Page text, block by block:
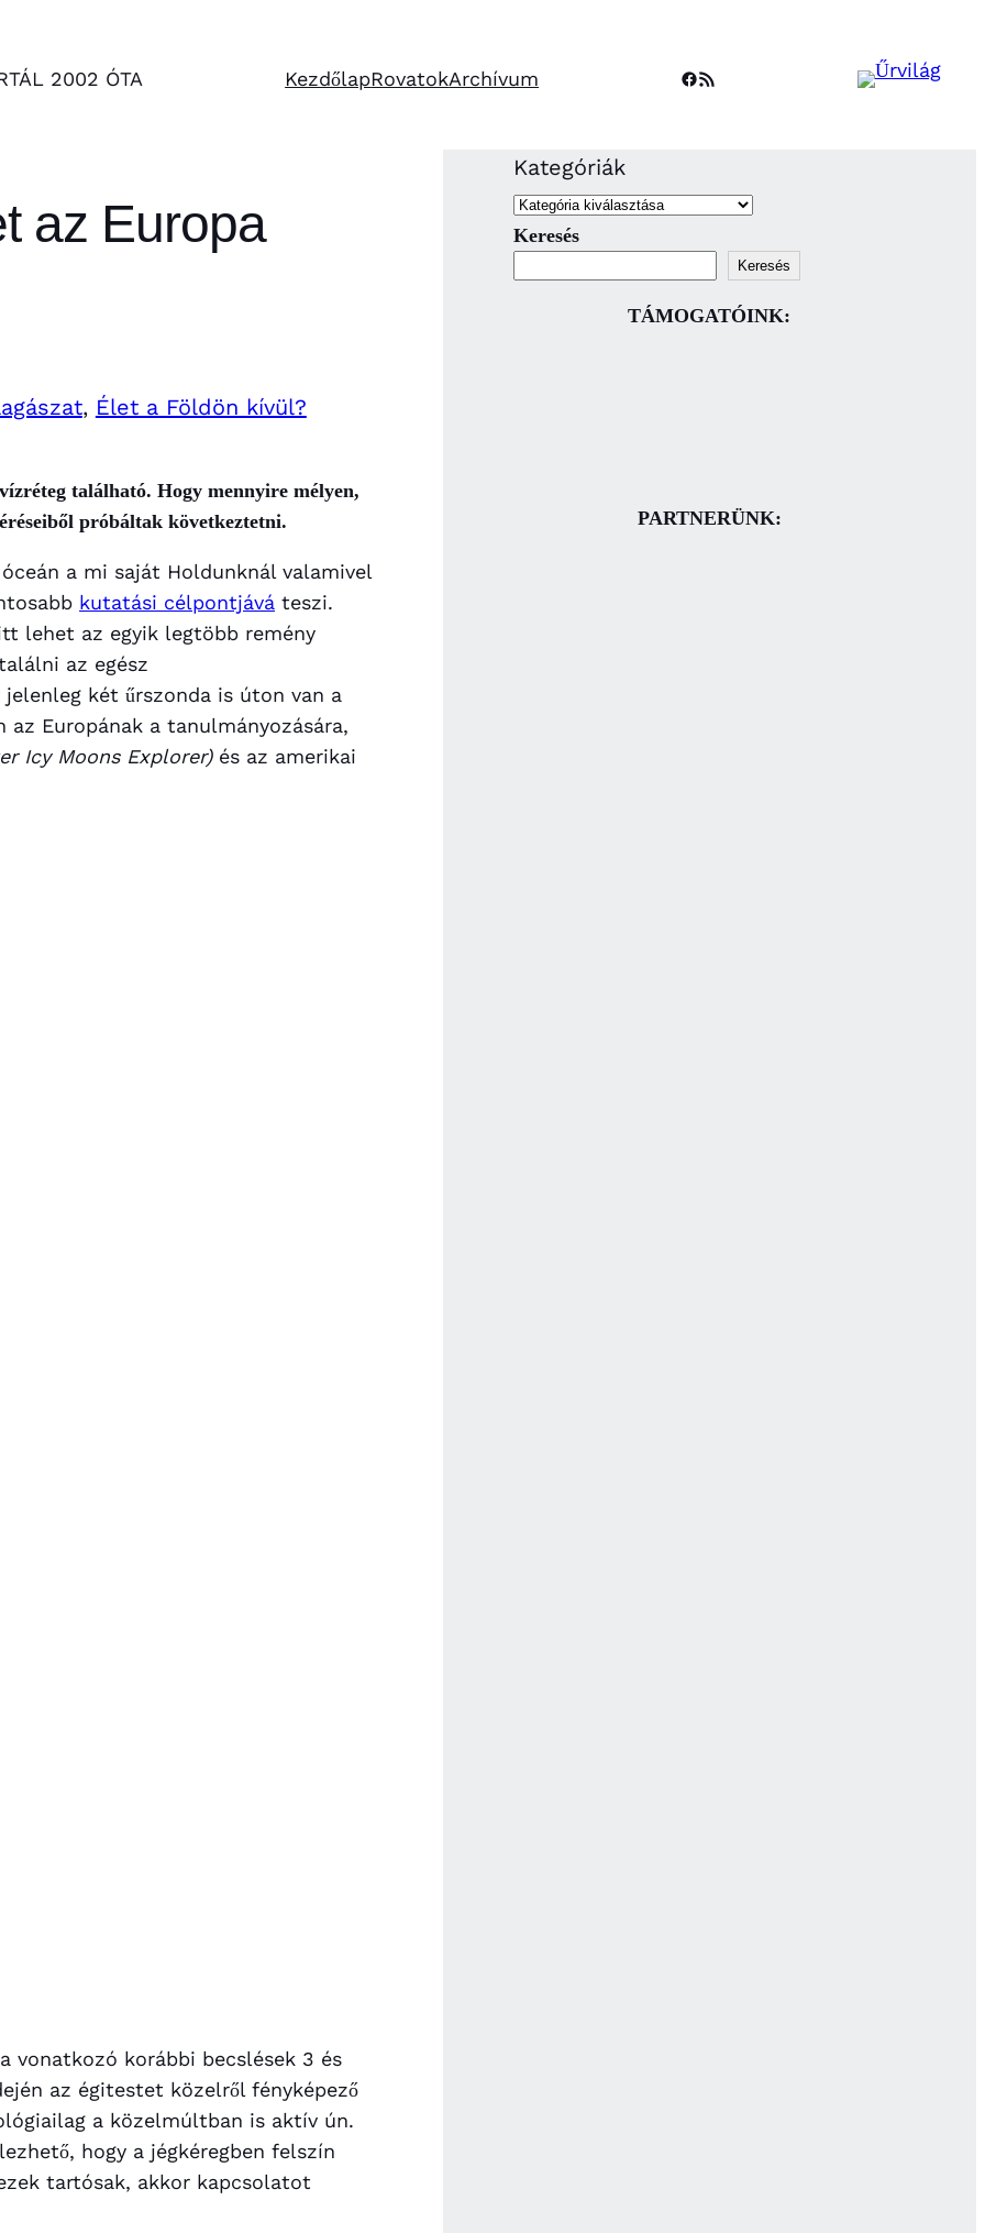
2002 ÓTA KezdőlapRovatokArchívum Facebook
RSS Feed
az Europa
, Élet a Földön kívül?
található. Hogy mennyire mélyen,
próbáltak következtetni.
a mi saját Holdunknál valamivel
kutatási célpontjává teszi.
lehet az egyik legtöbb remény
az egész
két űrszonda is úton van a
Europának a tanulmányozására,
Icy Moons Explorer)és az amerikai
vonatkozó korábbi becslések 3 és
az égitestet közelről fényképező
a közelmúltban is aktív ún.
hogy a jégkéregben felszín
tartósak, akkor kapcsolatot
Kategóriák
Keresés
Keresés
TÁMOGATÓINK:
PARTNERÜNK: